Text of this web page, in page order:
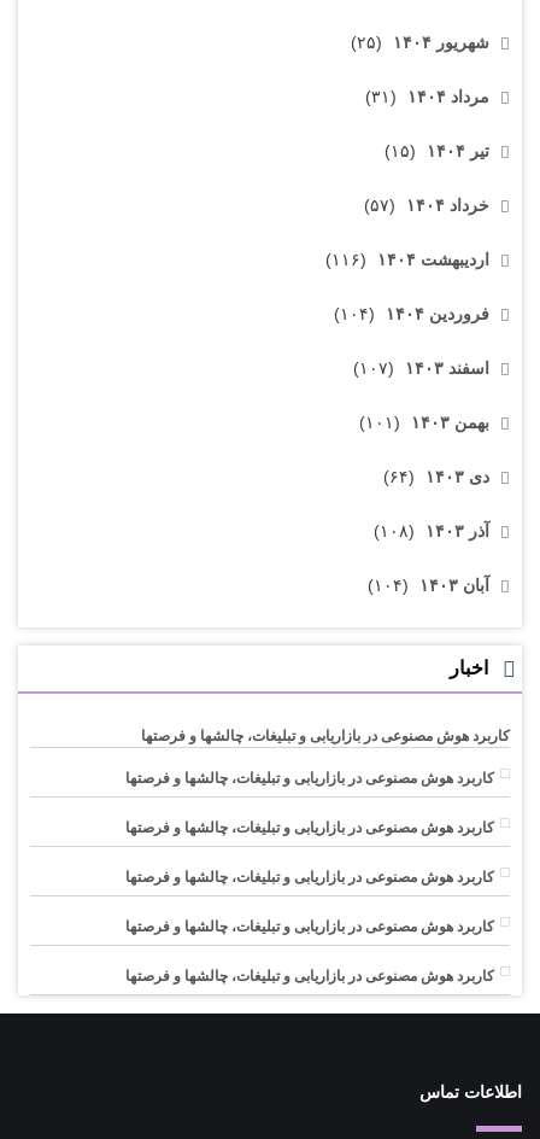
شهریور ۱۴۰۴ (۲۵)
مرداد ۱۴۰۴ (۳۱)
تیر ۱۴۰۴ (۱۵)
خرداد ۱۴۰۴ (۵۷)
اردیبهشت ۱۴۰۴ (۱۱۶)
فروردین ۱۴۰۴ (۱۰۴)
اسفند ۱۴۰۳ (۱۰۷)
بهمن ۱۴۰۳ (۱۰۱)
دی ۱۴۰۳ (۶۴)
آذر ۱۴۰۳ (۱۰۸)
آبان ۱۴۰۳ (۱۰۴)
اخبار
کاربرد هوش مصنوعی در بازاریابی و تبلیغات، چالشها و فرصتها
کاربرد هوش مصنوعی در بازاریابی و تبلیغات، چالشها و فرصتها
کاربرد هوش مصنوعی در بازاریابی و تبلیغات، چالشها و فرصتها
کاربرد هوش مصنوعی در بازاریابی و تبلیغات، چالشها و فرصتها
کاربرد هوش مصنوعی در بازاریابی و تبلیغات، چالشها و فرصتها
کاربرد هوش مصنوعی در بازاریابی و تبلیغات، چالشها و فرصتها
اطلاعات تماس